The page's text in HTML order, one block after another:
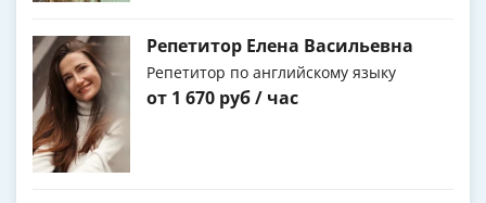
Репетитор Елена Васильевна
Репетитор по английскому языку
от 1 670 руб / час